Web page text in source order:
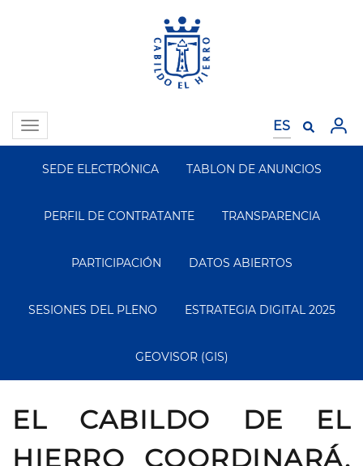
Toggle
navigation
Segundo
Menu
SEDE ELECTRÓNICA TABLON DE ANUNCIOS
PERFIL DE CONTRATANTE TRANSPARENCIA
PARTICIPACIÓN DATOS ABIERTOS
SESIONES DEL PLENO ESTRATEGIA DIGITAL 2025
GEOVISOR (GIS)
EL CABILDO DE EL
HIERRO COORDINARÁ,